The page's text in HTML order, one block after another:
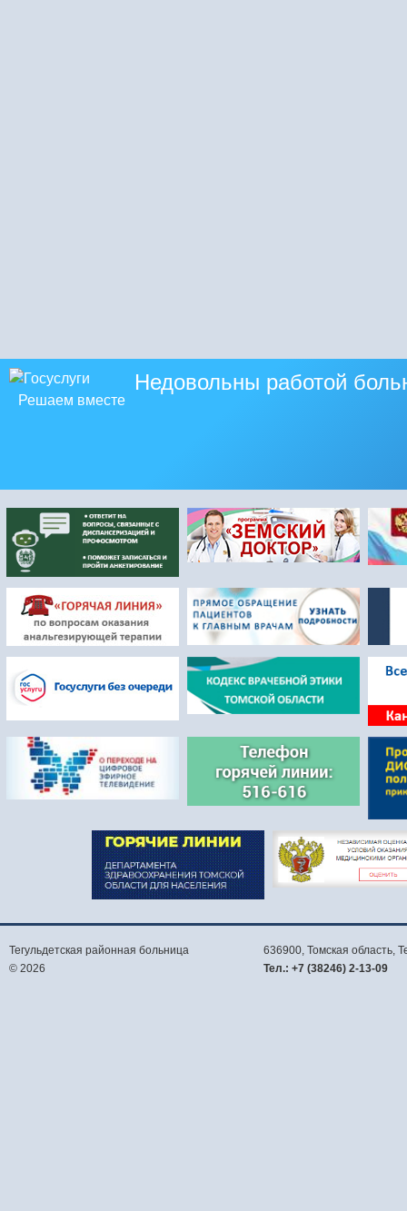
Решаем вместе
Недовольны работой
Тегульдетская районная больница
© 2026
636900, Томская область,
Тел.: +7 (38246) 2-13-09